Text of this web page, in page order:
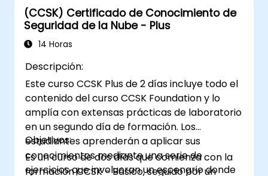
(CCSK) Certificado de Conocimiento de
Seguridad de la Nube - Plus
14 Horas
Descripción:
Este curso CCSK Plus de 2 días incluye todo el
contenido del curso CCSK Foundation y lo
amplía con extensas prácticas de laboratorio
en un segundo día de formación. Los
estudiantes aprenderán a aplicar sus
conocimientos mediante una serie de
ejercicios que involucran un escenario donde
Objetivos:
Es un curso de dos días que comienza con la
formación CCSK - Básico, seguido por un